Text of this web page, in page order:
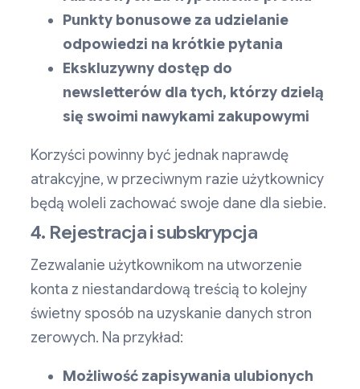
Punkty bonusowe za udzielanie
odpowiedzi na krótkie pytania
Ekskluzywny dostęp do
newsletterów dla tych, którzy dzielą
się swoimi nawykami zakupowymi
Korzyści powinny być jednak naprawdę
atrakcyjne, w przeciwnym razie użytkownicy
będą woleli zachować swoje dane dla siebie.
4. Rejestracja i subskrypcja
Zezwalanie użytkownikom na utworzenie
konta z niestandardową treścią to kolejny
świetny sposób na uzyskanie danych stron
zerowych. Na przykład:
Możliwość zapisywania ulubionych